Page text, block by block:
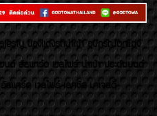
ของเเต่งรถนำเข้า อุปกรณ์ตกแต่ง
ต์ อัลพาร์ด เวลไฟร์ นำเข้า ประดับยนต์
ลพาร์ด เวลไฟร์ เลกซัส มาเจสตี้